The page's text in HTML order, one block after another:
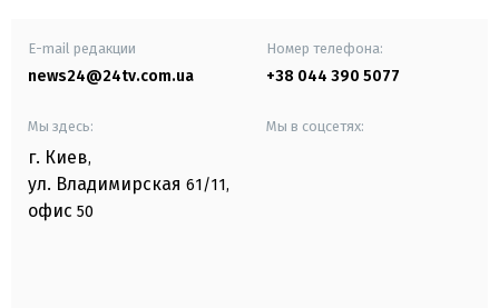
E-mail редакции
news24@24tv.com.ua
Номер телефона:
+38 044 390 5077
Мы здесь:
г. Киев,
ул. Владимирская 61/11,
офис 50
Мы в соцсетях: